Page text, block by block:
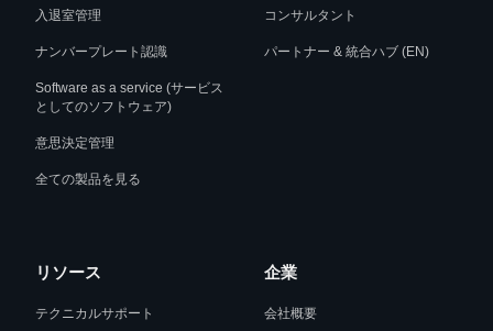
入退室管理
ナンバープレート認識
Software as a service (サービス
としてのソフトウェア)
意思決定管理
全ての製品を見る
コンサルタント
パートナー & 統合ハブ (EN)
リソース
テクニカルサポート
企業
会社概要